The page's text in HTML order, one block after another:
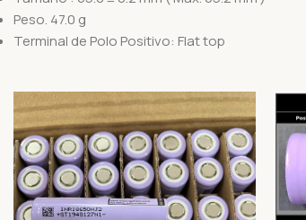
Peso. 47.0 g
Terminal de Polo Positivo: Flat top